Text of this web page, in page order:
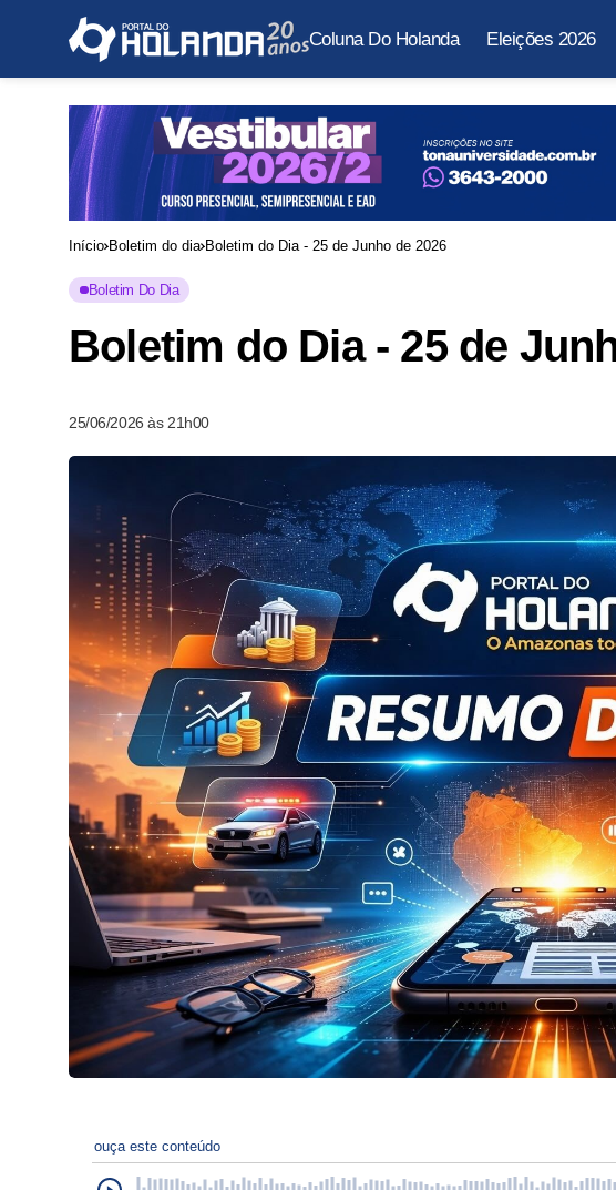
Coluna Do Holanda Eleições 2026
Início Boletim do dia Boletim do Dia - 25 de Junho de 2026
Boletim Do Dia
Boletim do Dia - 25 de
25/06/2026 às 21h00
ouça este conteúdo